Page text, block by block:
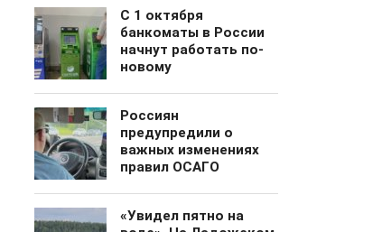
С 1 октября
банкоматы в России
начнут работать по-
новому
Россиян
предупредили о
важных изменениях
правил ОСАГО
«Увидел пятно на